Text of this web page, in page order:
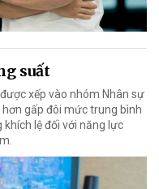
suất
xếp vào nhóm Nhân sự
gấp đôi mức trung bình
lệ đối với năng lực